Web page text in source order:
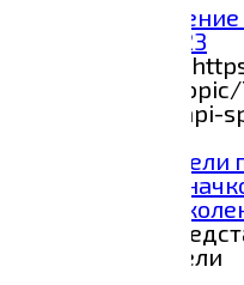
Анализ и
5W-40 SP 03.2023
Данные с сайта
club.ru/forum/
oil-mg1-5w-40-api-
Расшифровка
Zeekr 001 1-о
В материале
значков на панели